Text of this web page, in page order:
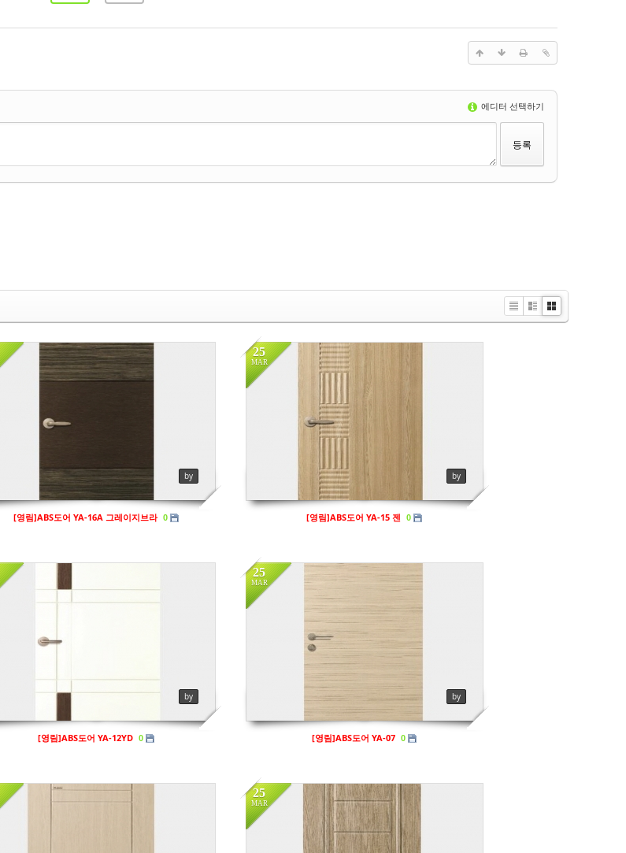
에디터 선택하기
Li
Zi
G
by
[영림]ABS도어 YA-16A 그레이지브라 0
25
MAR
by
[영림]ABS도어 YA-15 젠 0
by
[영림]ABS도어 YA-12YD 0
25
MAR
by
[영림]ABS도어 YA-07 0
25
MAR